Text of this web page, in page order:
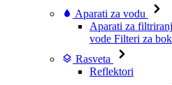
Aparati za vodu
Aparati za
vode Filteri za
Rasveta
Reflektori